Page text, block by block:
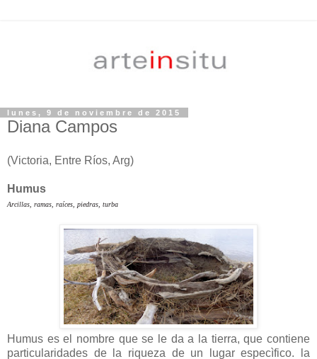
lunes, 9 de noviembre de 2015
Diana Campos
(Victoria, Entre Ríos, Arg)
Humus
Arcillas, ramas, raíces, piedras, turba
Humus es el nombre que se le da a la tierra, que contiene
particularidades de la riqueza de un lugar especìfico. la